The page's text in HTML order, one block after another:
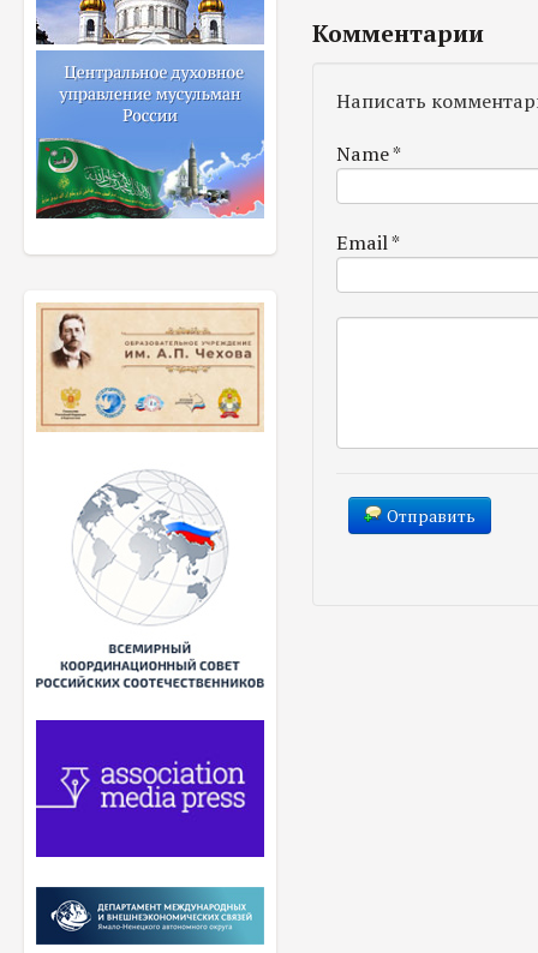
Комментарии
Написать
Name*
Email*
Отправить